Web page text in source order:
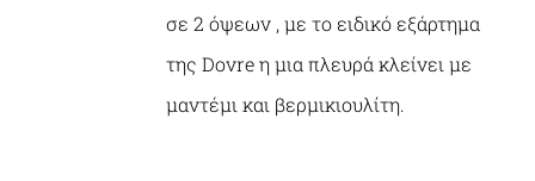
σε 2 όψεων , με το ειδικό εξάρτημα
της Dovre η μια πλευρά κλείνει με
μαντέμι και βερμικιουλίτη.